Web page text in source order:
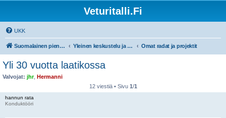
Veturitalli.Fi
UKK
Suomalainen pienoisrautatiefoorumi Yleinen keskustelu ja muut mittakaavat Omat radat ja projektit
Yli 30 vuotta laatikossa
Valvojat: jhr, Hermanni
12 viestiä • Sivu 1/1
hannun rata
Konduktööri